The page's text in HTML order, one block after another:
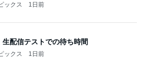
ックス 1日前
生配信テストでの待ち時間
ックス 1日前